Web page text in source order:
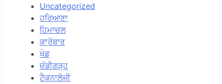
Uncategorized
ਹਰਿਆਣਾ
ਹਿਮਾਚਲ
ਕਾਰੋਬਾਰ
ਖੇਡ
ਚੰਡੀਗੜ੍ਹ
ਟੈਕਨਾਲੋਜੀ